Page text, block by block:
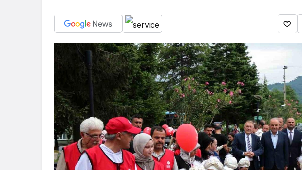
Samsun
Atakum’da tarihi eser
operasyonu: 1 gözaltı